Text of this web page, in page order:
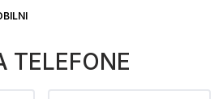
TELEFONE